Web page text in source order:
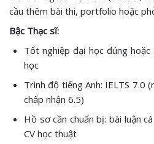
cầu thêm bài thi, portfolio hoặc
Bậc Thạc sĩ:
Tốt nghiệp đại học đúng
học
Trình độ tiếng Anh: IELTS 7.0
chấp nhận 6.5)
Hồ sơ cần chuẩn bị: bài luận
CV học thuật